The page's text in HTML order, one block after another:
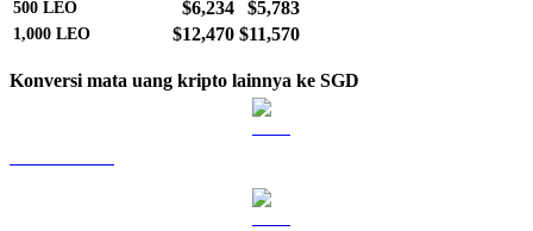
500 LEO $6,234 $5,783
1,000 LEO $12,470 $11,570
Konversi mata uang kripto lainnya ke SGD